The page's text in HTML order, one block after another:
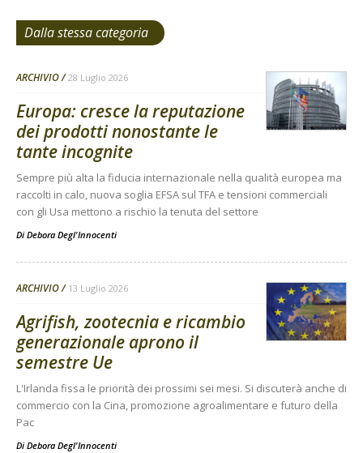
Dalla stessa categoria
ARCHIVIO 28 Luglio 2026
Europa: cresce la reputazione
dei prodotti nonostante le
tante incognite
Sempre più alta la fiducia internazionale nella qualità europea ma
raccolti in calo, nuova soglia EFSA sul TFA e tensioni commerciali
con gli Usa mettono a rischio la tenuta del settore
Di Debora Degl'Innocenti
ARCHIVIO 13 Luglio 2026
Agrifish, zootecnia e ricambio
generazionale aprono il
semestre Ue
L'Irlanda fissa le priorità dei prossimi sei mesi. Si discuterà anche di
commercio con la Cina, promozione agroalimentare e futuro della
Pac
Di Debora Degl'Innocenti